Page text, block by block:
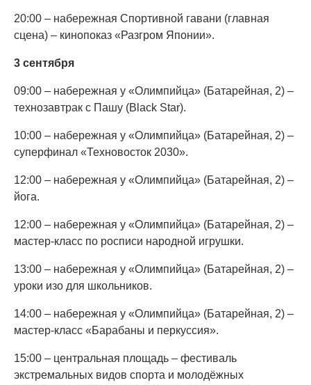
20:00 – набережная Спортивной гавани (главная
сцена) – кинопоказ «Разгром Японии».
3 сентября
09:00 – набережная у «Олимпийца» (Батарейная, 2) –
технозавтрак с Пашу (Black Star).
10:00 – набережная у «Олимпийца» (Батарейная, 2) –
суперфинал «Техновосток 2030».
12:00 – набережная у «Олимпийца» (Батарейная, 2) –
йога.
12:00 – набережная у «Олимпийца» (Батарейная, 2) –
мастер-класс по росписи народной игрушки.
13:00 – набережная у «Олимпийца» (Батарейная, 2) –
уроки изо для школьников.
14:00 – набережная у «Олимпийца» (Батарейная, 2) –
мастер-класс «Барабаны и перкуссия».
15:00 – центральная площадь – фестиваль
экстремальных видов спорта и молодёжных